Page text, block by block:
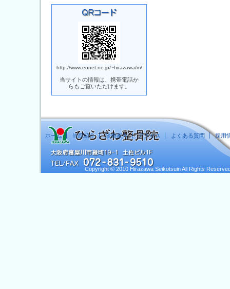
http://www.eonet.ne.jp/~hirazawa/m/
当サイトの情報は、携帯電話か
らもご覧いただけます。
ホーム 当院紹介 診療案内 アクセス よくある質問 採用
Copyright © 2010 Hirazawa Seikotsuin All Rights